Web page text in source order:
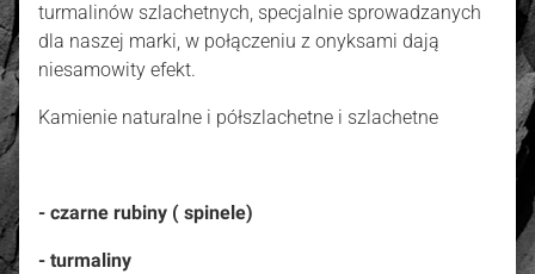
turmalinów szlachetnych, specjalnie sprowadzanych
dla naszej marki, w połączeniu z onyksami dają
niesamowity efekt.
Kamienie naturalne i półszlachetne i szlachetne
- czarne rubiny ( spinele)
- turmaliny